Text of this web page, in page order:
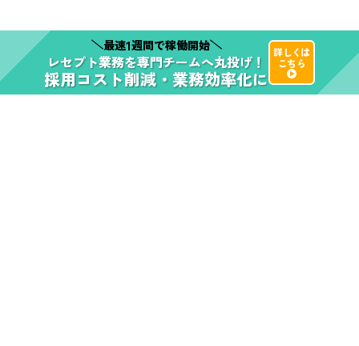
最速1週間で稼働開始
レセプト業務を専門チームへ丸投げ！
採用コスト削減・業務効率化に
詳しくは
こちら
play_arrow